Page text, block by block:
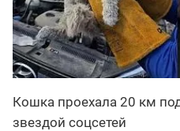
Кошка проехала 20 км
звездой соцсетей